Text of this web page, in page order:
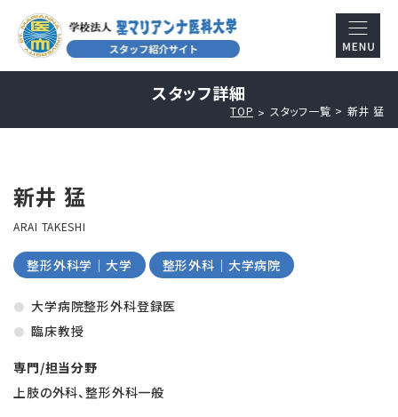
スタッフ詳細
TOP スタッフ一覧 新井 猛
新井 猛
ARAI TAKESHI
整形外科学｜大学 整形外科｜大学病院
大学病院整形外科登録医
臨床教授
専門/担当分野
上肢の外科、整形外科一般